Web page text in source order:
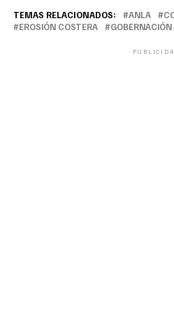
TEMAS RELACIONADOS: ANLA
EROSIÓN COSTERA
GOBERNACIÓN